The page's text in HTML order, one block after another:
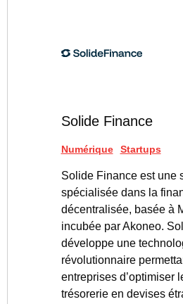
Solide Finance
Numérique Startups
Solide Finance est une
spécialisée dans la
décentralisée, basée à
incubée par Akoneo.
développe une
révolutionnaire
entreprises d’optimiser
trésorerie en devises